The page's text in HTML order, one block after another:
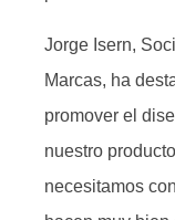
Jorge Isern,
Marcas, ha
promover el
nuestro
necesitamos